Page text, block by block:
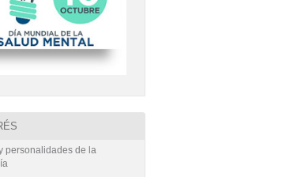
personalidades de la